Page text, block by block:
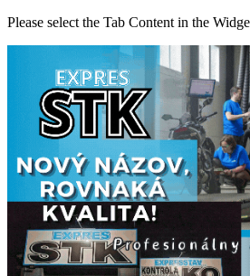
Please select the Tab Content in the